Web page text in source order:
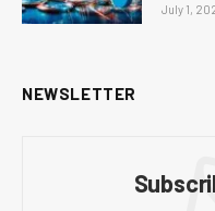
July 1,
NEWSLETTER